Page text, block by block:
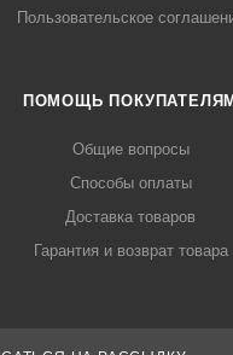
Пользовательское
ПОМОЩЬ ПОКУПАТЕЛЯМ
Общие вопросы
Способы оплаты
Доставка товаров
Гарантия и возврат товара